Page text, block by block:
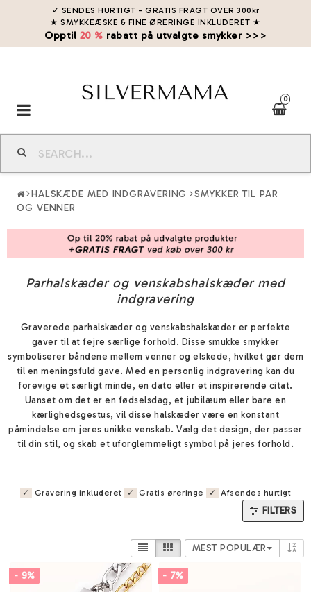
✓ SENDES HURTIGT - GRATIS FRAGT OVER 300kr
★ SMYKKEÆSKE & FINE ØRERINGE INKLUDERET ★
Opptil 20 % rabatt på utvalgte smykker >>>
0
Toggle
navigation
HALSKÆDE MED INDGRAVERING
SMYKKER TIL PAR
OG VENNER
Parhalskæder og venskabshalskæder med
indgravering
Graverede parhalskæder og venskabshalskæder er perfekte
gaver til at fejre særlige forhold. Disse smukke smykker
symboliserer båndene mellem venner og elskede, hvilket gør dem
til en meningsfuld gave. Med en personlig indgravering kan du
forevige et særligt minde, en dato eller et inspirerende citat.
Uanset om det er en fødselsdag, et jubilæum eller bare en
kærlighedsgestus, vil disse halskæder være en konstant
påmindelse om jeres unikke venskab. Vælg det design, der passer
til din stil, og skab et uforglemmeligt symbol på jeres forhold.
✓ Gravering inkluderet ✓ Gratis øreringe ✓ Afsendes hurtigt
FILTERS
MEST POPULÆR
- 9% - 7%